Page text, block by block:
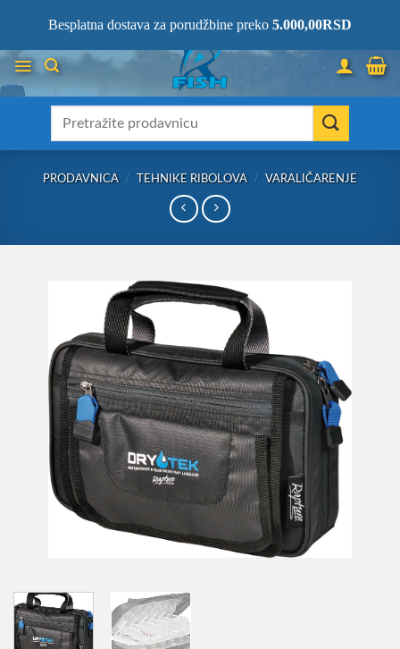
content
MESTU!
PRODAVNICA / TEHNIKE RIBOLOVA / VARALIČARENJE
Besplatna dostava za porudžbine preko 5.000,00RSD